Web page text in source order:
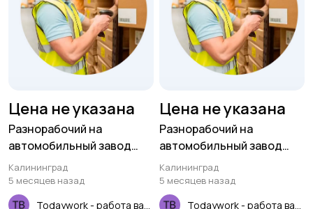
Цена не указана
Разнорабочий на
автомобильный завод
(вахта для РФ)
Калининград
5 месяцев назад
Цена не указана
Разнорабочий на
автомобильный завод
(вахта для РФ)
Калининград
5 месяцев назад